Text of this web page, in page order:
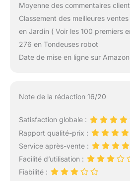
Moyenne des commentaires
Classement des meilleures
en Jardin ( Voir les 100 premiers
276 en Tondeuses robot
Date de mise en ligne sur
Note de la rédaction 16/20
Satisfaction globale :
Rapport qualité-prix :
Service après-vente :
Facilité d’utilisation :
Fiabilité :